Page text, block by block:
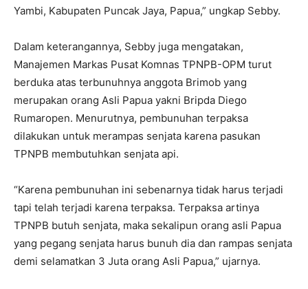
Yambi, Kabupaten Puncak Jaya, Papua,” ungkap Sebby.
Dalam keterangannya, Sebby juga mengatakan,
Manajemen Markas Pusat Komnas TPNPB-OPM turut
berduka atas terbunuhnya anggota Brimob yang
merupakan orang Asli Papua yakni Bripda Diego
Rumaropen. Menurutnya, pembunuhan terpaksa
dilakukan untuk merampas senjata karena pasukan
TPNPB membutuhkan senjata api.
“Karena pembunuhan ini sebenarnya tidak harus terjadi
tapi telah terjadi karena terpaksa. Terpaksa artinya
TPNPB butuh senjata, maka sekalipun orang asli Papua
yang pegang senjata harus bunuh dia dan rampas senjata
demi selamatkan 3 Juta orang Asli Papua,” ujarnya.